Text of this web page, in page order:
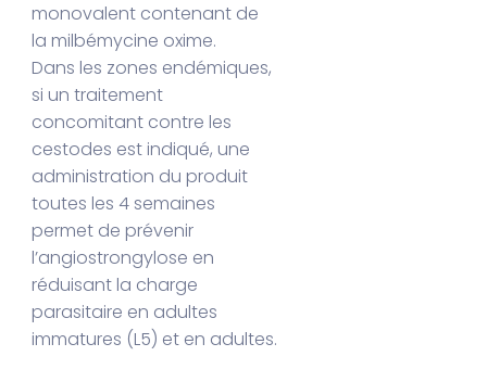
monovalent contenant de
la milbémycine oxime.
Dans les zones endémiques,
si un traitement
concomitant contre les
cestodes est indiqué, une
administration du produit
toutes les 4 semaines
permet de prévenir
l’angiostrongylose en
réduisant la charge
parasitaire en adultes
immatures (L5) et en adultes.